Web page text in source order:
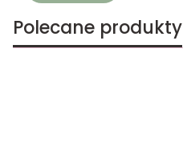
Polecane produkty